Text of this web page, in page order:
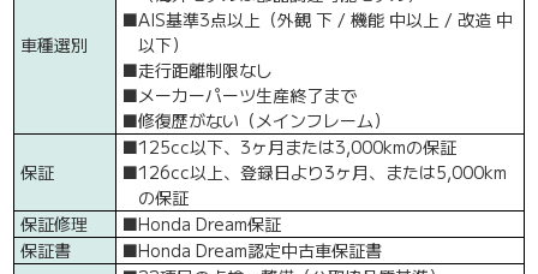
車種選別
■AIS基準3点以上（外観 下 / 機能 中以上 / 改造 中
以下）
■走行距離制限なし
■メーカーパーツ生産終了まで
■修復歴がない（メインフレーム）
保証
■125cc以下、3ヶ月または3,000kmの保証
■126cc以上、登録日より3ヶ月、または5,000km
の保証
保証修理
■Honda Dream保証
保証書
■Honda Dream認定中古車保証書